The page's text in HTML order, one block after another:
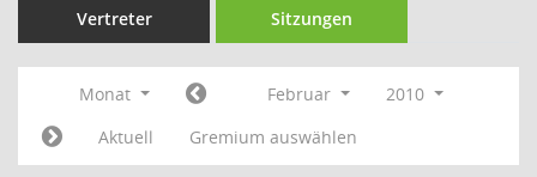
Vertreter Sitzungen
Monat Februar
2010
Aktuell
Gremium auswählen